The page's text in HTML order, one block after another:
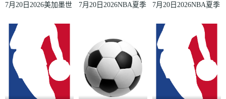
7月20日2026美加墨世
根廷
7月20日2026NBA夏季
7月20日2026NBA夏季